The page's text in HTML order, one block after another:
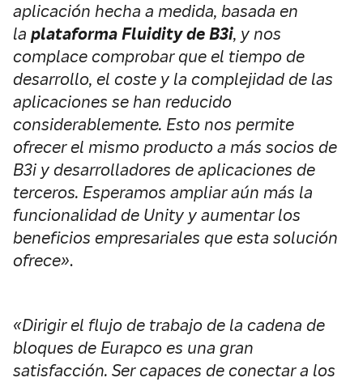
aplicación hecha a medida, basada en
la plataforma Fluidity de B3i, y nos
complace comprobar que el tiempo de
desarrollo, el coste y la complejidad de las
aplicaciones se han reducido
considerablemente. Esto nos permite
ofrecer el mismo producto a más socios de
B3i y desarrolladores de aplicaciones de
terceros. Esperamos ampliar aún más la
funcionalidad de Unity y aumentar los
beneficios empresariales que esta solución
ofrece».
«Dirigir el flujo de trabajo de la cadena de
bloques de Eurapco es una gran
satisfacción. Ser capaces de conectar a los